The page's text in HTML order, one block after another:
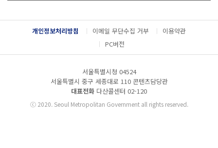
g
l
e
서
다
운
개인정보처리방침 이메일 무단수집 거부
이용약관
PC버전
서울특별시청 04524
서울특별시 중구 세종대로 110 콘텐츠담당관
대표전화 다산콜센터 02-120
ⓒ2020. Seoul Metropolitan Government all rights reserved.